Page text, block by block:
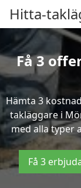
Hitta-
Få 3
Hämta 3
takläggare i
med alla typer
Få 3